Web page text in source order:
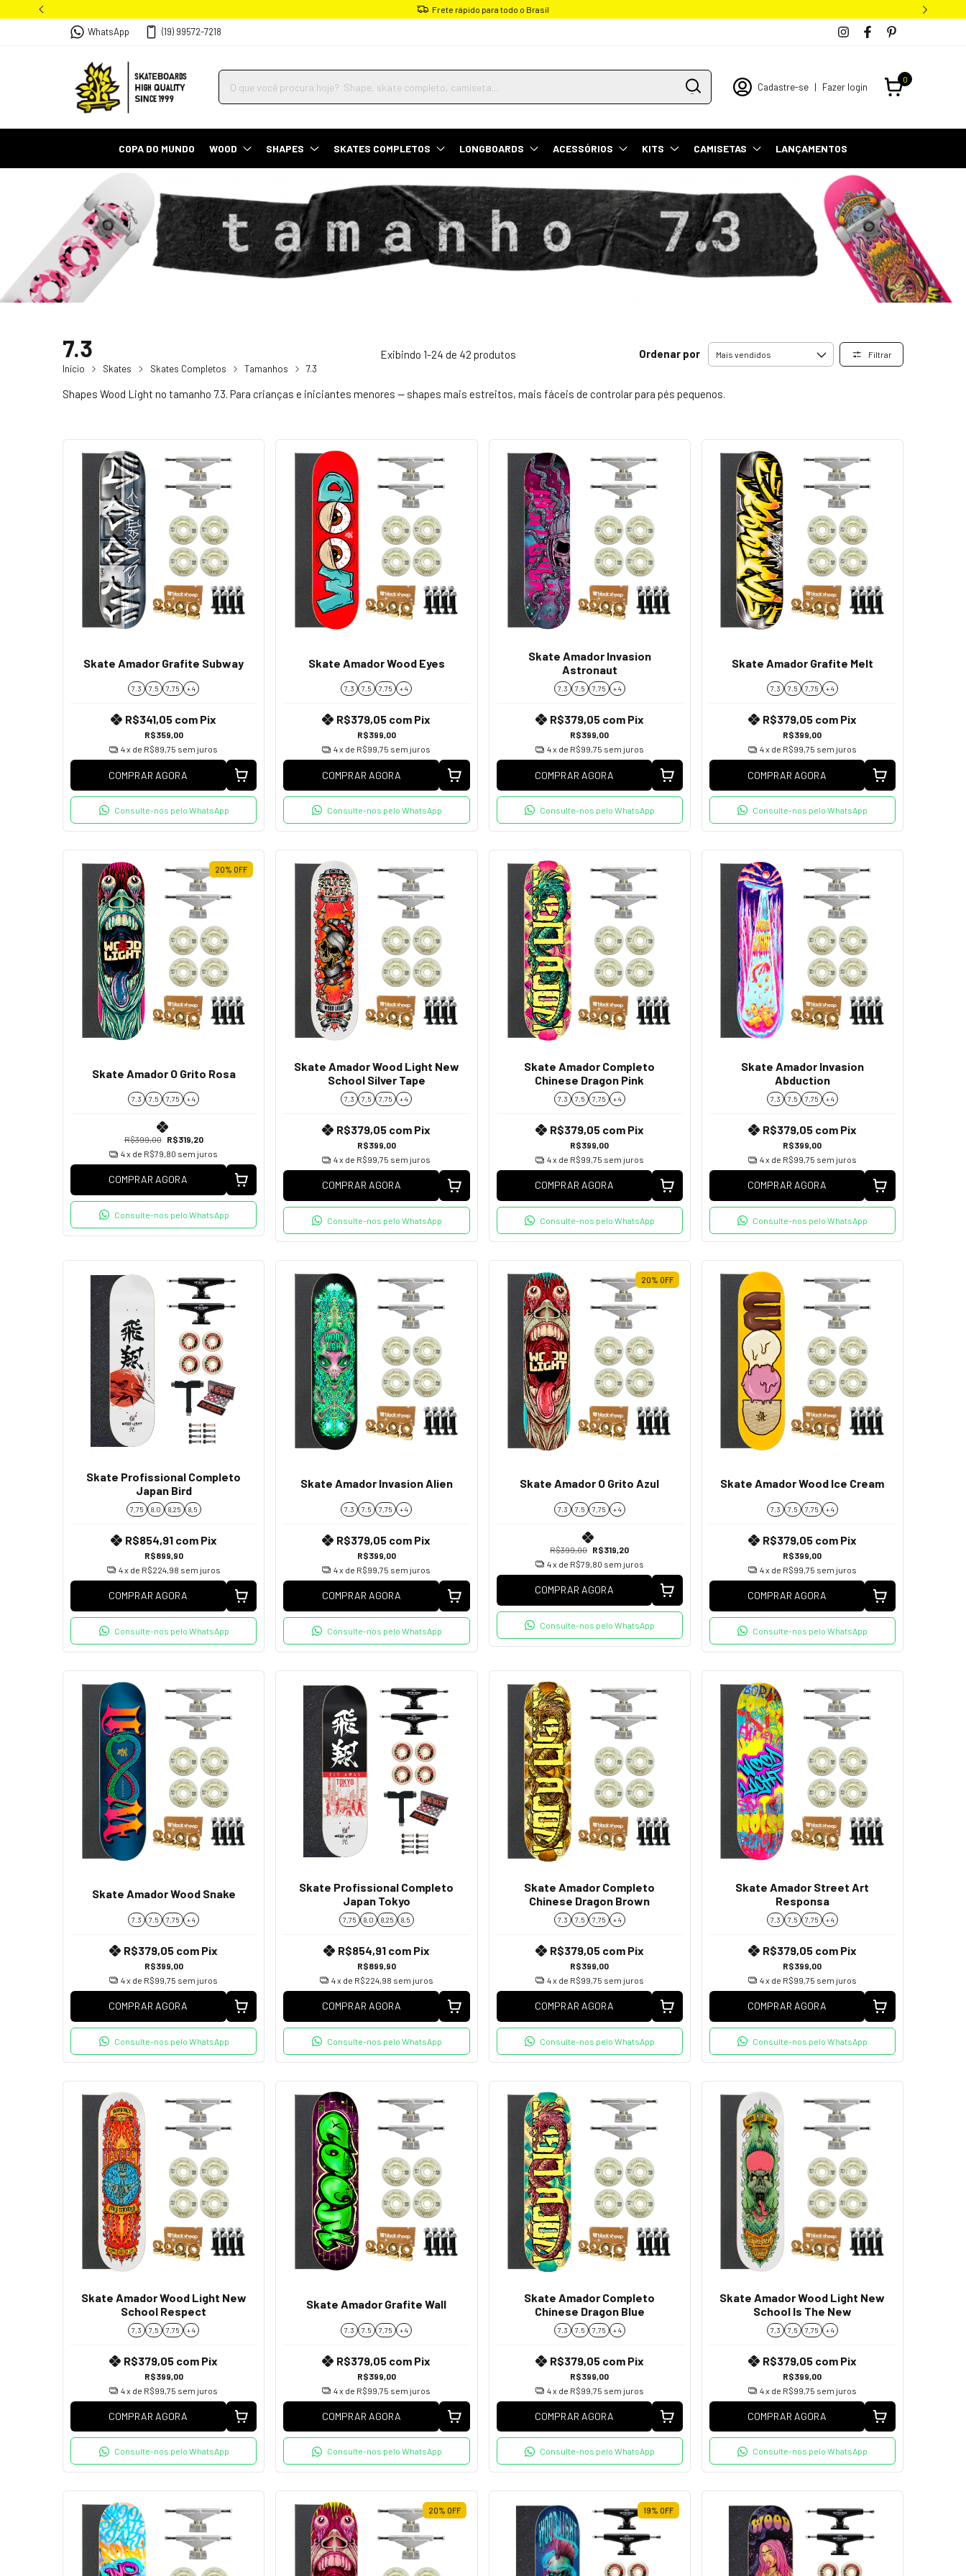
Parcele em até 4x sem juros
WhatsApp (19) 99572-7218
Cadastre-se | Fazer login
0
COPA DO MUNDO WOOD SHAPES SKATES COMPLETOS LONGBOARDS ACESSÓRIOS KITS CAMISETAS LANÇAMENTOS
7.3
Início Skates Skates Completos Tamanhos 7.3
Exibindo 1-24 de 42 produtos Ordenar por Filtrar
Shapes Wood Light no tamanho 7.3. Para crianças e iniciantes menores — shapes mais estreitos, mais fáceis de controlar para pés pequenos.
Skate Amador Grafite Subway
7.3 7.5 7,75 + 4
R$359,00
R$341,05 com Pix
4x de R$89,75 sem juros
COMPRAR AGORA
Consulte-nos pelo WhatsApp
Skate Amador Wood Eyes
7.3 7.5 7,75 + 4
R$399,00
R$379,05 com Pix
4x de R$99,75 sem juros
COMPRAR AGORA
Consulte-nos pelo WhatsApp
Skate Amador Invasion
Astronaut
7.3 7.5 7,75 + 4
R$399,00
R$379,05 com Pix
4x de R$99,75 sem juros
COMPRAR AGORA
Consulte-nos pelo WhatsApp
Skate Amador Grafite Melt
7.3 7.5 7,75 + 4
R$399,00
R$379,05 com Pix
4x de R$99,75 sem juros
COMPRAR AGORA
Consulte-nos pelo WhatsApp
20% OFF
Skate Amador O Grito Rosa
7.3 7.5 7,75 + 4
R$399,00 R$319,20
4x de R$79,80 sem juros
COMPRAR AGORA
Consulte-nos pelo WhatsApp
Skate Amador Wood Light New
School Silver Tape
7,3 7,5 7,75 + 4
R$399,00
R$379,05 com Pix
4x de R$99,75 sem juros
COMPRAR AGORA
Consulte-nos pelo WhatsApp
Skate Amador Completo
Chinese Dragon Pink
7.3 7.5 7,75 + 4
R$399,00
R$379,05 com Pix
4x de R$99,75 sem juros
COMPRAR AGORA
Consulte-nos pelo WhatsApp
Skate Amador Invasion
Abduction
7.3 7.5 7,75 + 4
R$399,00
R$379,05 com Pix
4x de R$99,75 sem juros
COMPRAR AGORA
Consulte-nos pelo WhatsApp
Skate Profissional Completo
Japan Bird
7,75 8.0 8,25 8,5
R$899,90
R$854,91 com Pix
4x de R$224,98 sem juros
COMPRAR AGORA
Consulte-nos pelo WhatsApp
Skate Amador Invasion Alien
7.3 7.5 7,75 + 4
R$399,00
R$379,05 com Pix
4x de R$99,75 sem juros
COMPRAR AGORA
Consulte-nos pelo WhatsApp
20% OFF
Skate Amador O Grito Azul
7.3 7.5 7,75 + 4
R$399,00 R$319,20
4x de R$79,80 sem juros
COMPRAR AGORA
Consulte-nos pelo WhatsApp
Skate Amador Wood Ice Cream
7.3 7.5 7,75 + 4
R$399,00
R$379,05 com Pix
4x de R$99,75 sem juros
COMPRAR AGORA
Consulte-nos pelo WhatsApp
Skate Amador Wood Snake
7.3 7.5 7,75 + 4
R$399,00
R$379,05 com Pix
4x de R$99,75 sem juros
COMPRAR AGORA
Consulte-nos pelo WhatsApp
Skate Profissional Completo
Japan Tokyo
7,75 8.0 8,25 8,5
R$899,90
R$854,91 com Pix
4x de R$224,98 sem juros
COMPRAR AGORA
Consulte-nos pelo WhatsApp
Skate Amador Completo
Chinese Dragon Brown
7.3 7.5 7,75 + 4
R$399,00
R$379,05 com Pix
4x de R$99,75 sem juros
COMPRAR AGORA
Consulte-nos pelo WhatsApp
Skate Amador Street Art
Responsa
7.3 7.5 7,75 + 4
R$399,00
R$379,05 com Pix
4x de R$99,75 sem juros
COMPRAR AGORA
Consulte-nos pelo WhatsApp
Skate Amador Wood Light New
School Respect
7,3 7,5 7,75 + 4
R$399,00
R$379,05 com Pix
4x de R$99,75 sem juros
COMPRAR AGORA
Consulte-nos pelo WhatsApp
Skate Amador Grafite Wall
7.3 7.5 7,75 + 4
R$399,00
R$379,05 com Pix
4x de R$99,75 sem juros
COMPRAR AGORA
Consulte-nos pelo WhatsApp
Skate Amador Completo
Chinese Dragon Blue
7.3 7.5 7,75 + 4
R$399,00
R$379,05 com Pix
4x de R$99,75 sem juros
COMPRAR AGORA
Consulte-nos pelo WhatsApp
Skate Amador Wood Light New
School Is The New
7,3 7,5 7,75 + 4
R$399,00
R$379,05 com Pix
4x de R$99,75 sem juros
COMPRAR AGORA
Consulte-nos pelo WhatsApp
20% OFF 19% OFF